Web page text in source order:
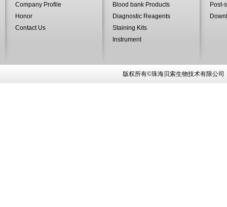
Company Profile
Honor
Contact Us
Blood bank Products
Diagnostic Reagents
Staining Kits
Instrument
Post-
版权所有©珠海贝索生物技术